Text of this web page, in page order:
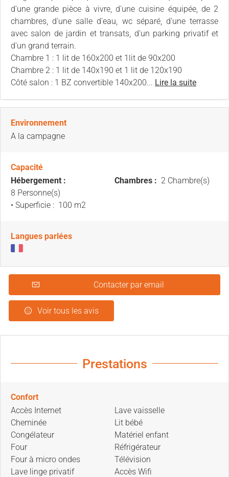
d'une grande pièce à vivre, d'une cuisine équipée, de 2
chambres, d'une salle d'eau, wc séparé, d'une terrasse
avec salon de jardin et transats, d'un parking privatif et
d'un grand terrain.
Chambre 1 : 1 lit de 160x200 et 1lit de 90x200
Chambre 2 : 1 lit de 140x190 et 1 lit de 120x190
Côté salon : 1 BZ convertible 140x200... Lire la suite
Environnement
A la campagne
Capacité
Hébergement :
8 Personne(s)
• Superficie : 100 m2
Chambres : 2 Chambre(s)
Langues parlées
Contacter par email
Voir tous les avis
Prestations
Confort
Accès Internet
Cheminée
Congélateur
Four
Four à micro ondes
Lave linge privatif
Lave vaisselle
Lit bébé
Matériel enfant
Réfrigérateur
Télévision
Accès Wifi